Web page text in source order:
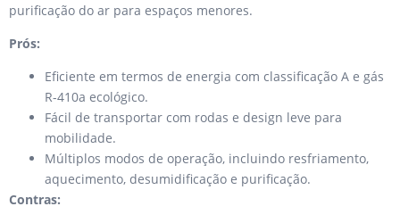
purificação do ar para espaços menores.
Prós:
Eficiente em termos de energia com classificação A e gás
R-410a ecológico.
Fácil de transportar com rodas e design leve para
mobilidade.
Múltiplos modos de operação, incluindo resfriamento,
aquecimento, desumidificação e purificação.
Contras: